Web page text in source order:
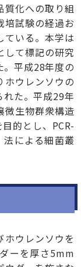
質化への取り組
培試験の経過お
ている。本学は
して標記の研究
平成28年度の
ホウレンソウの
た。平成29年
微生物群衆構造
的とし、PCR-
法による細菌叢
ウレンソウを
ーを厚さ5mm